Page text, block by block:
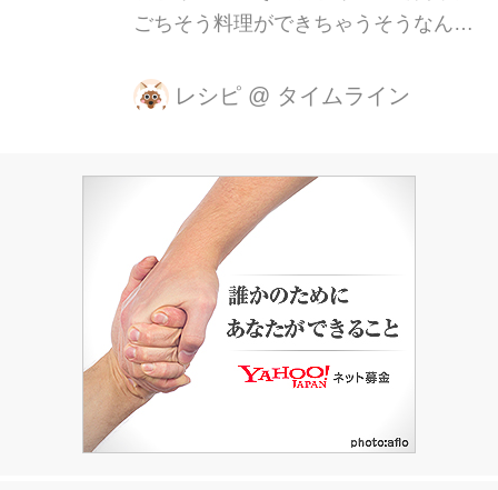
ごちそう料理ができちゃうそうなんで
るレシピで有名な料理家の上島亜紀さ
で作ってしまうんです。 【材料】(2人
前) ・白身魚の切り身(1切れ100g以上)
…2枚 ・あさり(大きめ)…10個 ・たま
ねぎ…1/2個 ・セロリ…1/2本 ・プチト
マト…8個 ・オリーブ(グリーン種無
し)…6粒 ・レモン…1個 ・白ワイン…
50ml ・塩、コショウ…適量 ・オリー
ブオイル…大さじ1 ・小麦粉…小さじ2
・フレッシュタイムもしくはロー...
レシピ @ タイムライン